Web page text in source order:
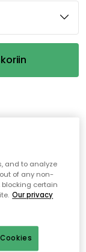
and to analyze
of any non-
blocking certain
Our privacy